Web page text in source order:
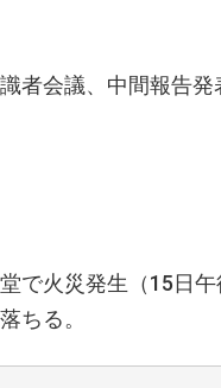
者会議、中間報告発
で火災発生（15日
ちる。